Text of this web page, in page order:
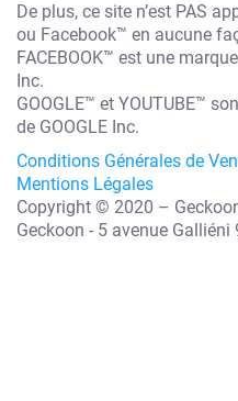
De plus, ce site n’est PAS
ou Facebook™ en aucune
FACEBOOK™ est une
Inc.
GOOGLE™ et YOUTUBE™
de GOOGLE Inc.
Conditions Générales de
Mentions Légales
Copyright © 2020 –
Geckoon - 5 avenue